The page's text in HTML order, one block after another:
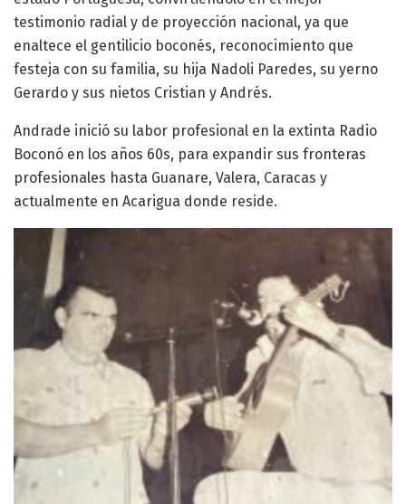
testimonio radial y de proyección nacional, ya que
enaltece el gentilicio boconés, reconocimiento que
festeja con su familia, su hija Nadoli Paredes, su yerno
Gerardo y sus nietos Cristian y Andrés.
Andrade inició su labor profesional en la extinta Radio
Boconó en los años 60s, para expandir sus fronteras
profesionales hasta Guanare, Valera, Caracas y
actualmente en Acarigua donde reside.